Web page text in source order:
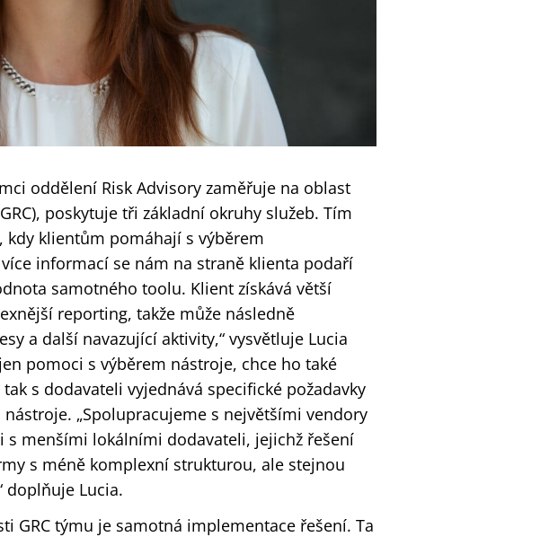
oddělení Risk Advisory zaměřuje na oblast
poskytuje tři základní okruhy služeb. Tím
klientům pomáhají s výběrem
informací se nám na straně klienta podaří
samotného toolu. Klient získává větší
reporting, takže může následně
a další navazující aktivity,“ vysvětluje Lucia
pomoci s výběrem nástroje, chce ho také
s dodavateli vyjednává specifické požadavky
„Spolupracujeme s největšími vendory
s menšími lokálními dodavateli, jejichž řešení
s méně komplexní strukturou, ale stejnou
doplňuje Lucia.
GRC týmu je samotná implementace řešení. Ta